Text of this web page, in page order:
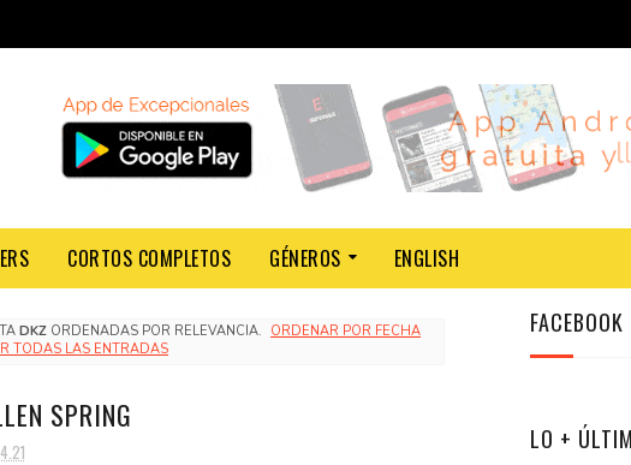
CORTOS COMPLETOS GÉNEROS ENGLISH
DKZORDENADAS POR RELEVANCIA. ORDENAR POR FECHA
TODAS LAS ENTRADAS
SPRING
FACEBOOK
LO +